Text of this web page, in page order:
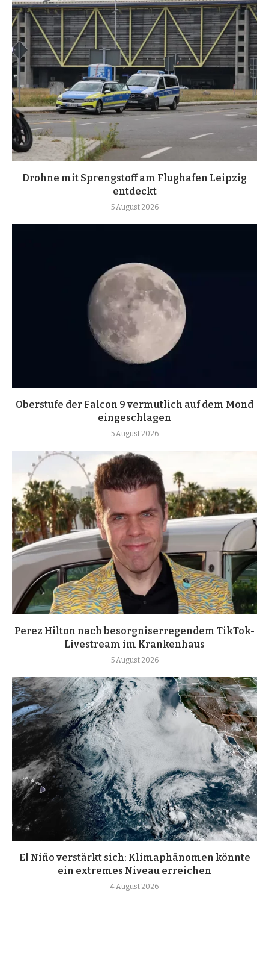
Drohne mit Sprengstoff am Flughafen Leipzig
entdeckt
5 August 2026
Oberstufe der Falcon 9 vermutlich auf dem Mond
eingeschlagen
5 August 2026
Perez Hilton nach besorgniserregendem TikTok-
Livestream im Krankenhaus
5 August 2026
El Niño verstärkt sich: Klimaphänomen könnte
ein extremes Niveau erreichen
4 August 2026